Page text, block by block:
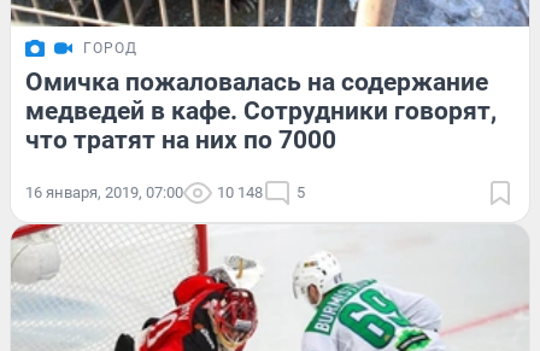
ГОРОД
Омичка пожаловалась на содержание
медведей в кафе. Сотрудники говорят,
что тратят на них по 7000
16 января, 2019, 07:00 10 148 5